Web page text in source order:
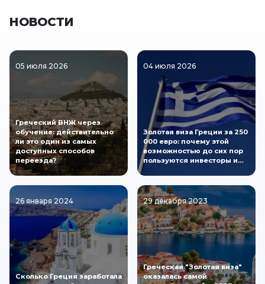
НОВОСТИ
05 июля 2026
Греческий ВНЖ через
обучение: действительно
ли это один из самых
доступных способов
переезда?
04 июля 2026
Золотая виза Греции за 250
000 евро: почему этой
возможностью до сих пор
пользуются инвесторы и…
26 января 2024
Сколько Греция заработала
29 декабря 2023
Греческая "Золотая виза"
оказалась самой